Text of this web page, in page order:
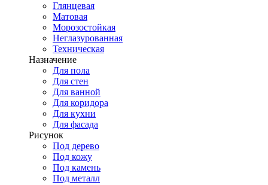
Глянцевая
Матовая
Морозостойкая
Неглазурованная
Техническая
Назначение
Для пола
Для стен
Для ванной
Для коридора
Для кухни
Для фасада
Рисунок
Под дерево
Под кожу
Под камень
Под металл